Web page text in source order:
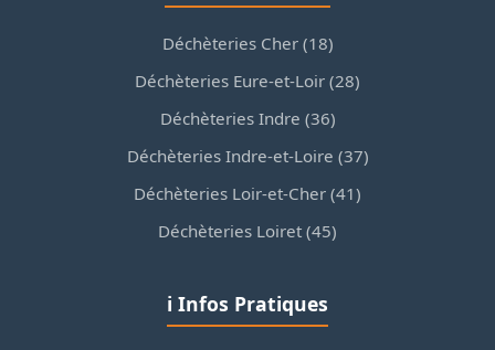
Déchèteries Cher (18)
Déchèteries Eure-et-Loir (28)
Déchèteries Indre (36)
Déchèteries Indre-et-Loire (37)
Déchèteries Loir-et-Cher (41)
Déchèteries Loiret (45)
ℹ️ Infos Pratiques